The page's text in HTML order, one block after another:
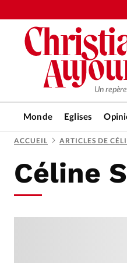
Un
Monde Eglises
RUBRIQUES
Tous les articles
ACCUEIL ARTICLES DE
Céline